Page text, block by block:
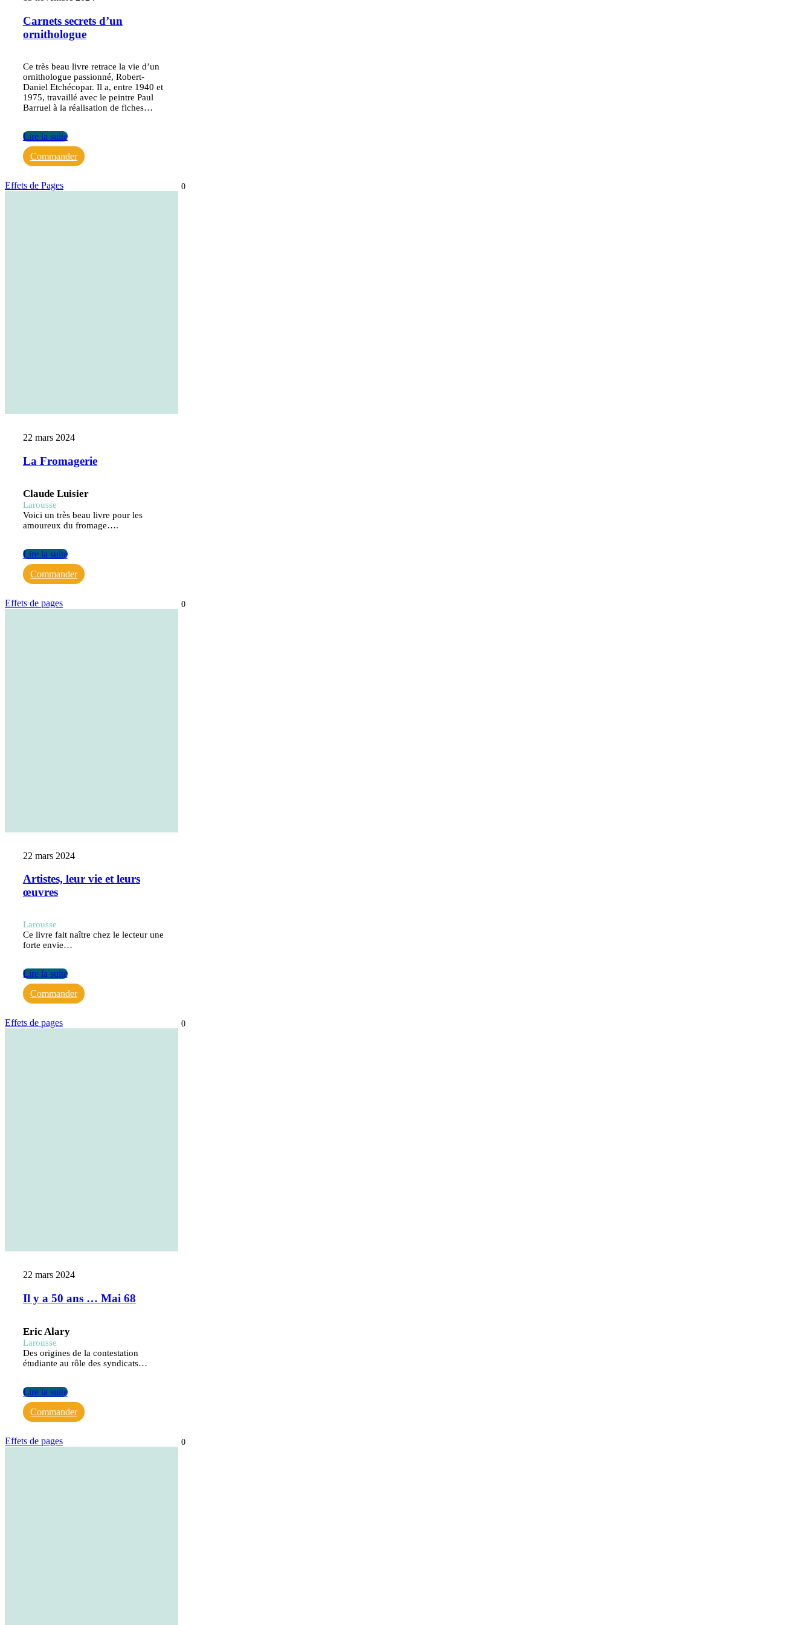
Carnets secrets d’un
ornithologue
Ce très beau livre retrace la vie d’un
ornithologue passionné, Robert-
Daniel Etchécopar. Il a, entre 1940 et
1975, travaillé avec le peintre Paul
Barruel à la réalisation de fiches…
Lire la suite
Commander
Effets de Pages 0
22 mars 2024
La Fromagerie
Claude Luisier
Larousse
Voici un très beau livre pour les
amoureux du fromage….
Lire la suite
Commander
Effets de pages 0
22 mars 2024
Artistes, leur vie et leurs
œuvres
Larousse
Ce livre fait naître chez le lecteur une
forte envie…
Lire la suite
Commander
Effets de pages 0
22 mars 2024
Il y a 50 ans … Mai 68
Eric Alary
Larousse
Des origines de la contestation
étudiante au rôle des syndicats…
Lire la suite
Commander
Effets de pages 0